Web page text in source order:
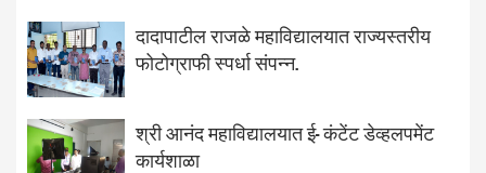
दादापाटील राजळे महाविद्यालयात राज्यस्तरीय
फोटोग्राफी स्पर्धा संपन्न.
श्री आनंद महाविद्यालयात ई- कंटेंट डेव्हलपमेंट
कार्यशाळा